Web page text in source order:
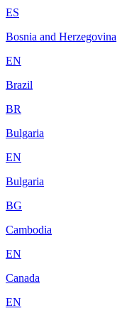
ES
Bosnia and Herzegovina
EN
Brazil
BR
Bulgaria
EN
Bulgaria
BG
Cambodia
EN
Canada
EN